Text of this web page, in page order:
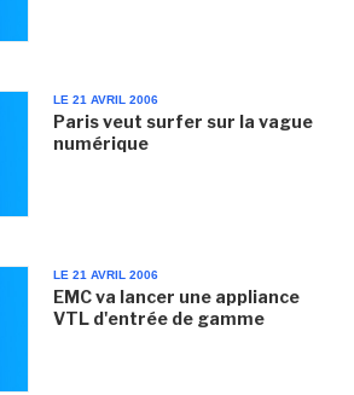
LE 21 AVRIL 2006
Paris veut surfer sur la vague
numérique
LE 21 AVRIL 2006
EMC va lancer une appliance
VTL d'entrée de gamme